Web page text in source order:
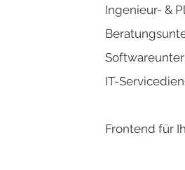
Ingenieur- &
IT-
Frontend für